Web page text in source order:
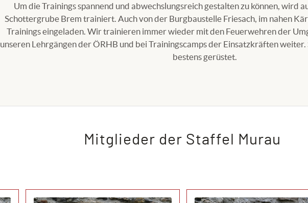
Um die Trainings spannend und abwechslungsreich gestalten zu können, wird
Schottergrube Brem trainiert. Auch von der Burgbaustelle Friesach, im nahen
Trainings eingeladen. Wir trainieren immer wieder mit den Feuerwehren der
unseren Lehrgängen der ÖRHB und bei Trainingscamps der Einsatzkräften
bestens gerüstet.
Mitglieder der Staffel Murau